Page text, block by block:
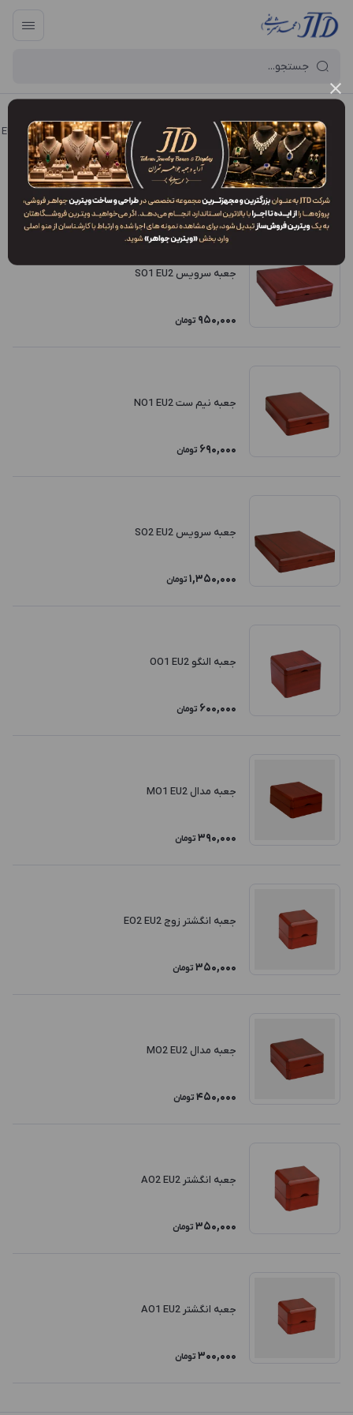
آرایه و جعبه جواهر تهران / فروشگاه محصولات / انواع مدل محصولات /
EU2
EU2
فیلتر محصولات ترتیب نمایش: جدیدترین
جعبه سرویس SO1 EU2
950,000 تومان
جعبه نیم ست NO1 EU2
690,000 تومان
جعبه سرویس SO2 EU2
1,350,000 تومان
جعبه النگو OO1 EU2
600,000 تومان
جعبه مدال MO1 EU2
390,000 تومان
جعبه انگشتر زوج EO2 EU2
350,000 تومان
جعبه مدال MO2 EU2
450,000 تومان
جعبه انگشتر AO2 EU2
350,000 تومان
جعبه انگشتر AO1 EU2
300,000 تومان